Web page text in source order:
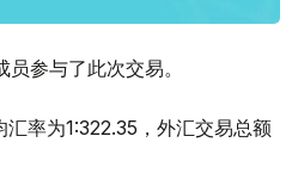
参与了此次交易。
率为1:322.35，外汇交易总额